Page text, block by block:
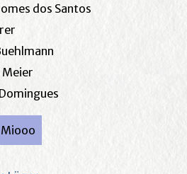
dos Santos
Miooo